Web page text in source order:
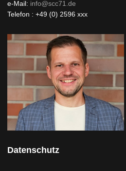
e-Mail: info@scc71.de
Telefon : +49 (0) 2596 xxx
Datenschutz